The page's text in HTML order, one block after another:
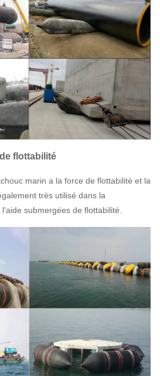
flottabilité
marin a la force de flottabilité et la
très utilisé dans la
submergées de flottabilité.